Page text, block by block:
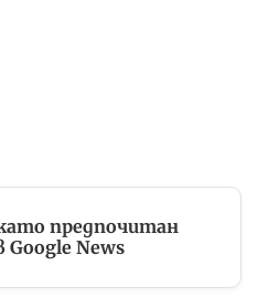
предпочитан
News